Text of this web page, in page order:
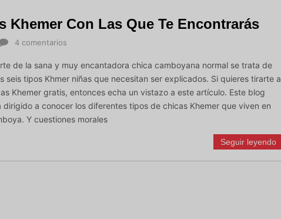
Khemer Con Las Que Te Encontrarás
4 comentarios
de la sana y muy encantadora chica camboyana normal se trata de
seis tipos Khmer niñas que necesitan ser explicados. Si quieres tirarte a
Khemer gratis, entonces echa un vistazo a este artículo. Este blog
dirigido a conocer los diferentes tipos de chicas Khemer que viven en
Y cuestiones morales
Seguir leyendo